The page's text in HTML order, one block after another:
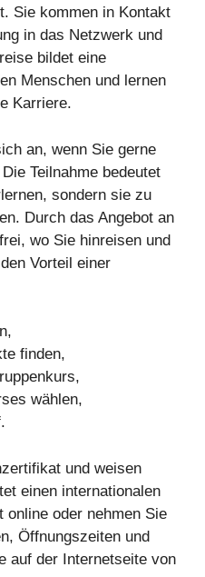
Sie kommen in Kontakt
in das Netzwerk und
bildet eine
Menschen und lernen
Karriere.
an, wenn Sie gerne
Teilnahme bedeutet
sondern sie zu
Durch das Angebot an
wo Sie hinreisen und
Vorteil einer
finden,
wählen,
und weisen
einen internationalen
online oder nehmen Sie
Öffnungszeiten und
auf der Internetseite von